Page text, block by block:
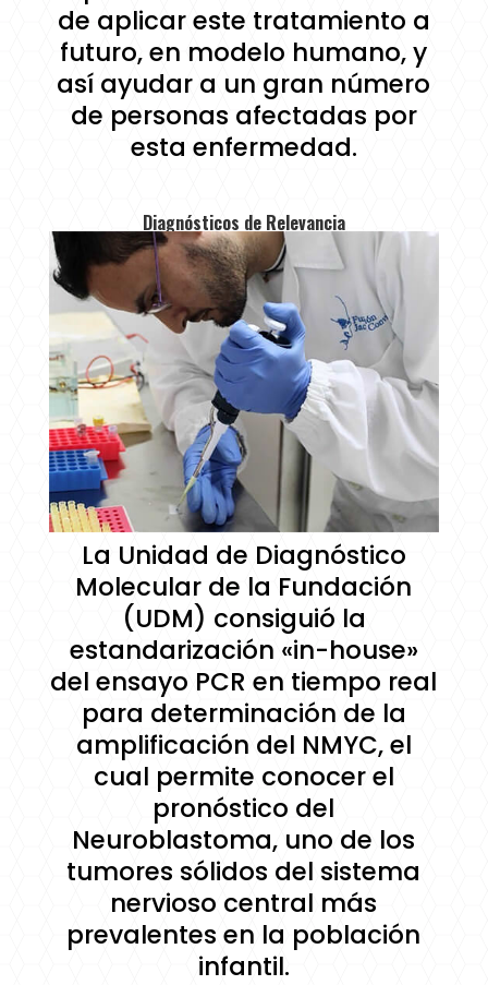
de aplicar este tratamiento a
futuro, en modelo humano, y
así ayudar a un gran número
de personas afectadas por
esta enfermedad.
Diagnósticos de Relevancia
La Unidad de Diagnóstico
Molecular de la Fundación
(UDM) consiguió la
estandarización «in-house»
del ensayo PCR en tiempo real
para determinación de la
amplificación del NMYC, el
cual permite conocer el
pronóstico del
Neuroblastoma, uno de los
tumores sólidos del sistema
nervioso central más
prevalentes en la población
infantil.